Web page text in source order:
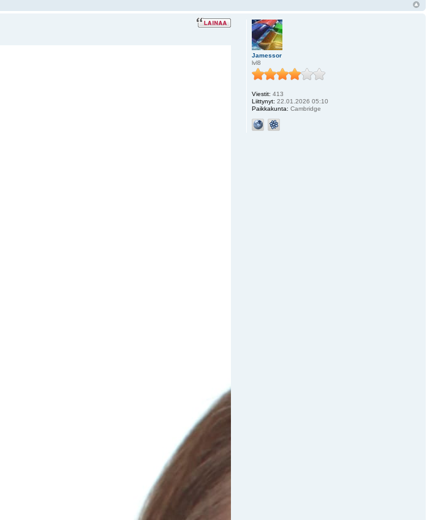
Jamessor
lvl8
Viestit: 413
Liittynyt: 22.01.2026 05:10
Paikkakunta: Cambridge